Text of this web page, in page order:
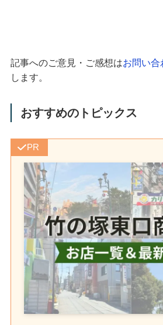
記事へのご意見・ご感想はお問い合
します。
おすすめのトピックス
PR